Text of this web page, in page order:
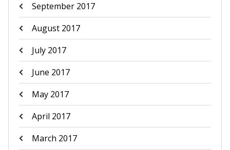
September 2017
August 2017
July 2017
June 2017
May 2017
April 2017
March 2017